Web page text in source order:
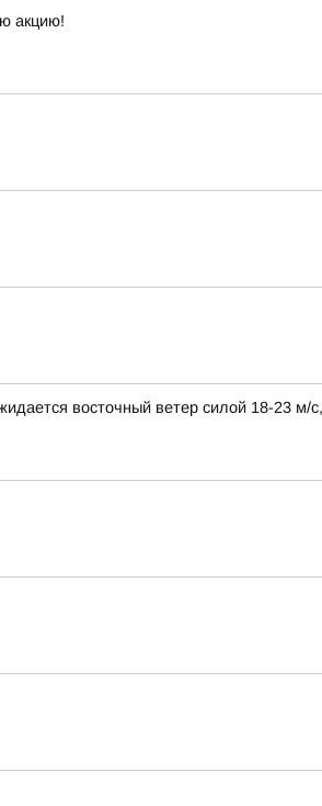
акцию!
восточный ветер силой 18-23